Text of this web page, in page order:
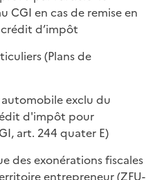
CGI en cas de remise en
d’impôt
(Plans de
exclu du
d'impôt pour
art. 244 quater E)
des exonérations fiscales